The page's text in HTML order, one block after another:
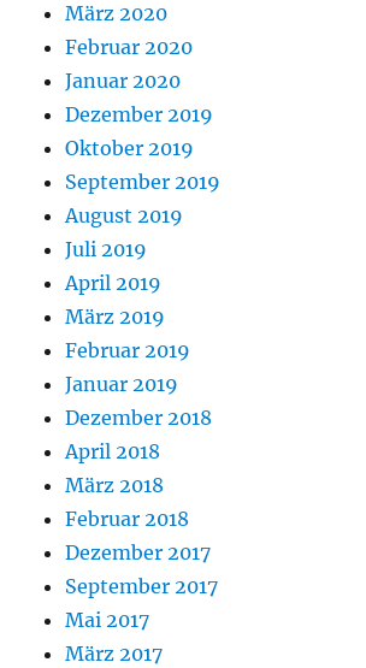
März 2020
Februar 2020
Januar 2020
Dezember 2019
Oktober 2019
September 2019
August 2019
Juli 2019
April 2019
März 2019
Februar 2019
Januar 2019
Dezember 2018
April 2018
März 2018
Februar 2018
Dezember 2017
September 2017
Mai 2017
März 2017